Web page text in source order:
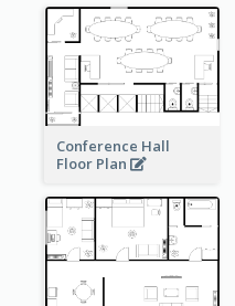
Conference Hall
Floor Plan